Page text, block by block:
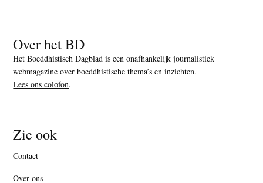
Over het BD
Het Boeddhistisch Dagblad is een onafhankelijk journalistiek
webmagazine over boeddhistische thema’s en inzichten.
Lees ons colofon.
Zie ook
Contact
Over ons